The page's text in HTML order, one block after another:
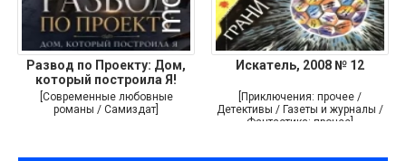
Развод по Проекту: Дом,
который построила Я!
[Современные любовные
романы / Самиздат]
Искатель, 2008 № 12
[Приключения: прочее /
Детективы / Газеты и журналы /
Фантастика: прочее]